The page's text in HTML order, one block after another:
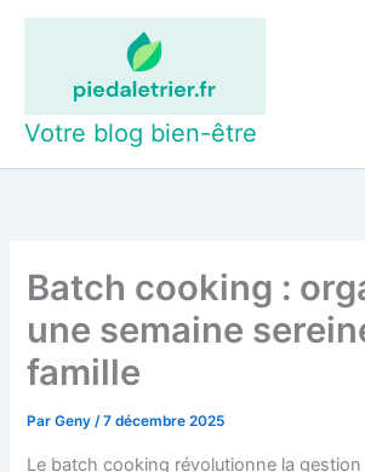
Aller
Votre blog bien-être
Batch cooking :
une semaine
famille
ParGeny/7 décembre 2025
Le batch cooking révolutionne la